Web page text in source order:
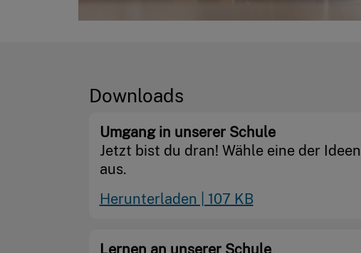
Downloads
Umgang in unserer Schule
Jetzt bist du dran! Wähle eine der Ideen
aus.
Herunterladen | 107 KB
Lernen an unserer Schule